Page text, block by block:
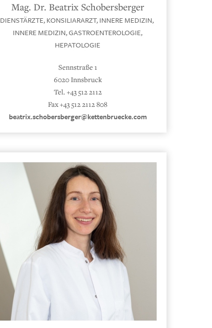
Mag. Dr. Beatrix Schobersberger
DIENSTÄRZTE,KONSILIARARZT,INNERE MEDIZIN,
INNERE MEDIZIN, GASTROENTEROLOGIE,
HEPATOLOGIE
Sennstraße 1
6020 Innsbruck
Tel. +43 512 2112
Fax +43 512 2112 808
beatrix.schobersberger@kettenbruecke.com